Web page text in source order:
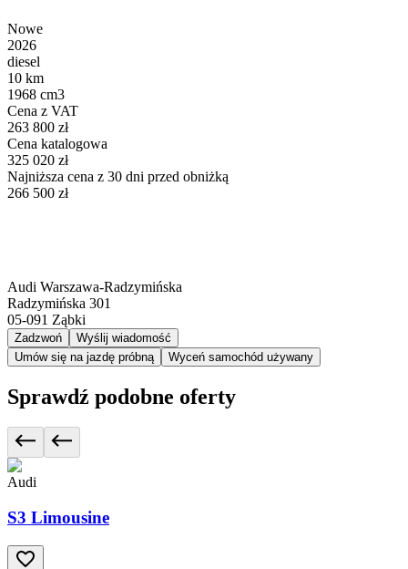
Nowe
2026
diesel
10 km
1968 cm3
Cena z VAT
263 800 zł
Cena katalogowa
325 020 zł
Najniższa cena z 30 dni przed obniżką
266 500 zł
Audi Warszawa-Radzymińska
Radzymińska 301
05-091 Ząbki
Zadzwoń
Wyślij wiadomość
Umów się na jazdę próbną
Wyceń samochód używany
Sprawdź podobne oferty
Audi
S3 Limousine